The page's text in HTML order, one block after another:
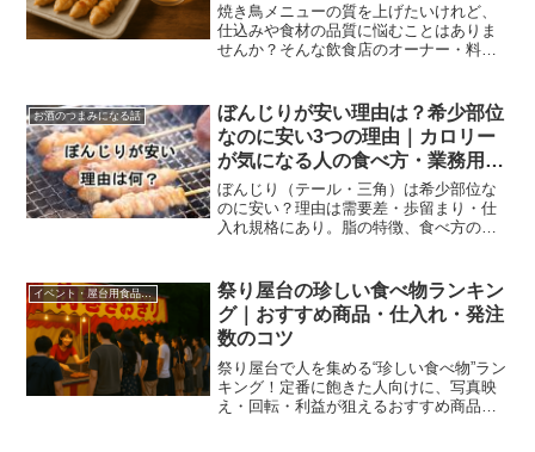
焼き鳥メニューの質を上げたいけれど、
仕込みや食材の品質に悩むことはありま
せんか？そんな飲食店のオーナー・料理
串」**です。
お酒のつまみになる話
ぼんじりが安い理由は？希少部位
なのに安い3つの理由｜カロリー
が気になる人の食べ方・業務用仕
入れも解説
ぼんじり（テール・三角）は希少部位な
のに安い？理由は需要差・歩留まり・仕
入れ規格にあり。脂の特徴、食べ方のコ
イベント・屋台用食品（文化祭・学園祭・夏祭り）
祭り屋台の珍しい食べ物ランキン
グ｜おすすめ商品・仕入れ・発注
数のコツ
祭り屋台で人を集める“珍しい食べ物”ラン
キング！定番に飽きた人向けに、写真映
え・回転・利益が狙えるおすすめ商品を